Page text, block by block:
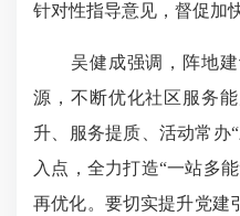
针对性指导意见，督促加
吴健成强调，阵地建
源，不断优化社区服务
升、服务提质、活动常办
入点，全力打造“一站多
再优化。要切实提升党建